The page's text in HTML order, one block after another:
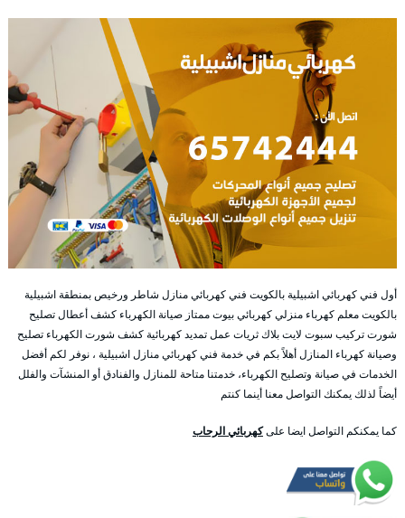
أول فني كهربائي اشبيلية بالكويت فني كهربائي منازل شاطر ورخيص بمنطقة اشبيلية
بالكويت معلم كهرباء منزلي كهربائي بيوت ممتاز صيانة الكهرباء كشف أعطال تصليح
شورت تركيب سبوت لايت بلاك ثريات عمل تمديد كهربائية كشف شورت الكهرباء تصليح
وصيانة كهرباء المنازل أهلاً بكم في خدمة فني كهربائي منازل اشبيلية ، نوفر لكم أفضل
الخدمات في صيانة وتصليح الكهرباء، خدمتنا متاحة للمنازل والفنادق أو المنشآت والفلل
أيضاً لذلك يمكنك التواصل معنا أينما كنتم
كما يمكنكم التواصل ايضا علىكهربائي الرحاب